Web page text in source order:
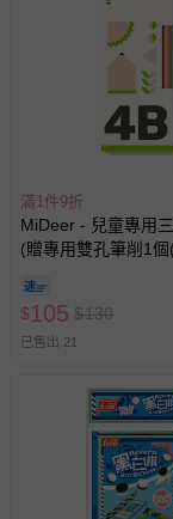
-新生兒親
褲、紗布衣
-接觸性孕
帶束縛衣
-其他原廠
示字句等
相關的退換貨
其他常見問題：
運送服務：目
區，可能會無
亦保留出貨與
費用，可能會
商品實際的配
已出貨通知之
滿1件9折
MiDeer - 兒童專用
(贈專用雙孔筆削1
$105 $130
已售出 21